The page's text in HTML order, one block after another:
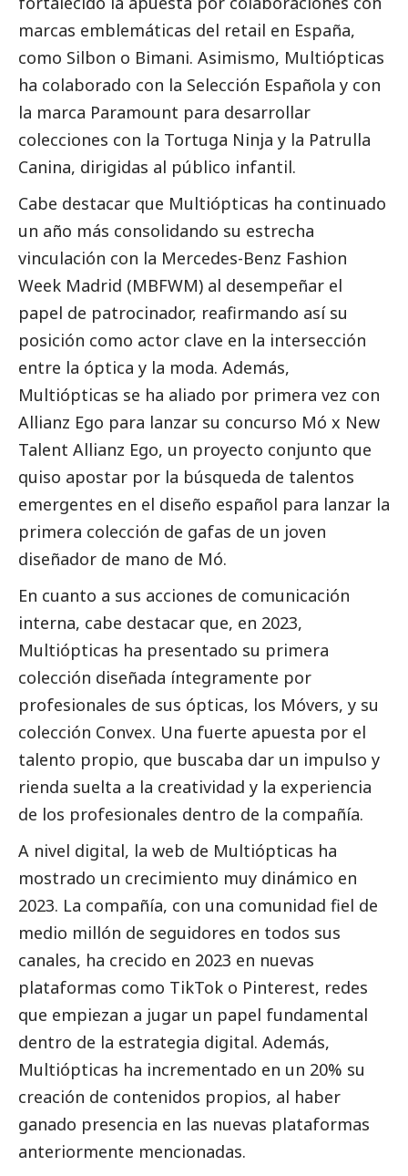
marcas emblemáticas del retail en España,
como Silbon o Bimani. Asimismo, Multiópticas
ha colaborado con la Selección Española y con
la marca Paramount para desarrollar
colecciones con la Tortuga Ninja y la Patrulla
Canina, dirigidas al público infantil.
Cabe destacar que Multiópticas ha continuado
un año más consolidando su estrecha
vinculación con la Mercedes-Benz Fashion
Week Madrid (MBFWM) al desempeñar el
papel de patrocinador, reafirmando así su
posición como actor clave en la intersección
entre la óptica y la moda. Además,
Multiópticas se ha aliado por primera vez con
Allianz Ego para lanzar su concurso Mó x New
Talent Allianz Ego, un proyecto conjunto que
quiso apostar por la búsqueda de talentos
emergentes en el diseño español para lanzar la
primera colección de gafas de un joven
diseñador de mano de Mó.
En cuanto a sus acciones de comunicación
interna, cabe destacar que, en 2023,
Multiópticas ha presentado su primera
colección diseñada íntegramente por
profesionales de sus ópticas, los Móvers, y su
colección Convex. Una fuerte apuesta por el
talento propio, que buscaba dar un impulso y
rienda suelta a la creatividad y la experiencia
de los profesionales dentro de la compañía.
A nivel digital, la web de Multiópticas ha
mostrado un crecimiento muy dinámico en
2023. La compañía, con una comunidad fiel de
medio millón de seguidores en todos sus
canales, ha crecido en 2023 en nuevas
plataformas como TikTok o Pinterest, redes
que empiezan a jugar un papel fundamental
dentro de la estrategia digital. Además,
Multiópticas ha incrementado en un 20% su
creación de contenidos propios, al haber
ganado presencia en las nuevas plataformas
anteriormente mencionadas.